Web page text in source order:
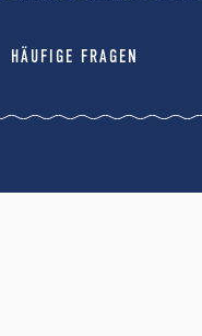
HÄUFIGE FRAGEN